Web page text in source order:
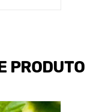
PRODUTO